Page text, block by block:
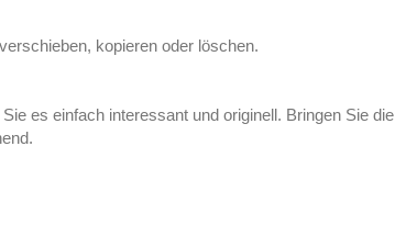
kopieren oder löschen.
es einfach interessant und originell. Bringen Sie die